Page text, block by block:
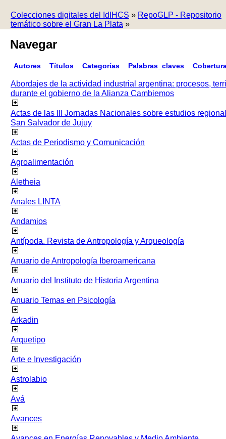
Colecciones digitales del IdIHCS » RepoGLP - Repositorio
temático sobre el Gran La Plata »
Navegar
Autores Títulos Categorías Palabras_claves
Abordajes de la actividad industrial argentina: procesos,
durante el gobierno de la Alianza Cambiemos
Actas de las III Jornadas Nacionales sobre estudios
San Salvador de Jujuy
Actas de Periodismo y Comunicación
Agroalimentación
Aletheia
Anales LINTA
Andamios
Antípoda. Revista de Antropología y Arqueología
Anuario de Antropología Iberoamericana
Anuario del Instituto de Historia Argentina
Anuario Temas en Psicología
Arkadin
Arquetipo
Arte e Investigación
Astrolabio
Avá
Avances